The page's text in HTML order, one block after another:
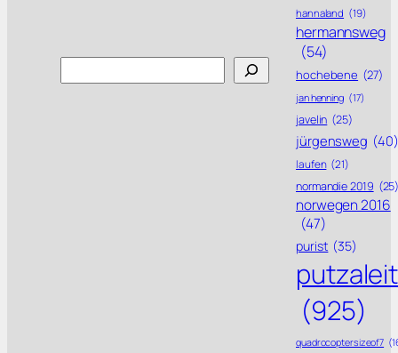
hannaland (19)
hermannsweg
(54)
hochebene (27)
jan henning (17)
javelin (25)
jürgensweg (40)
laufen (21)
normandie 2019
norwegen 2016
(47)
purist (35)
putzaleit
(925)
quadrocoptersizeof7